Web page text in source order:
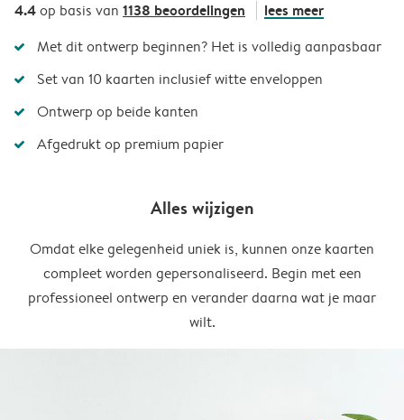
4.4op basis van 1138 beoordelingen lees meer
Met dit ontwerp beginnen? Het is volledig aanpasbaar
Set van 10 kaarten inclusief witte enveloppen
Ontwerp op beide kanten
Afgedrukt op premium papier
Alles wijzigen
Omdat elke gelegenheid uniek is, kunnen onze kaarten
compleet worden gepersonaliseerd. Begin met een
professioneel ontwerp en verander daarna wat je maar
wilt.